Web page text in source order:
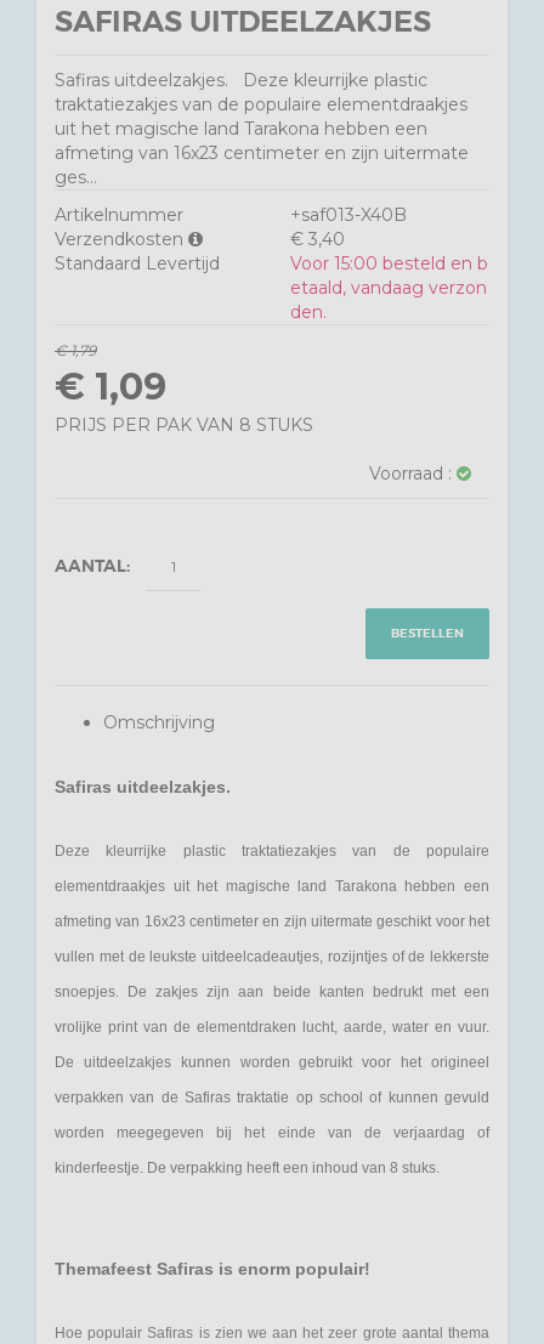
SAFIRAS UITDEELZAKJES
Safiras uitdeelzakjes. Deze kleurrijke plastic
traktatiezakjes van de populaire elementdraakjes
uit het magische land Tarakona hebben een
afmeting van 16x23 centimeter en zijn uitermate
ges...
Artikelnummer
+saf013-X40B
Verzendkosten
€ 3,40
Standaard Levertijd
Voor 15:00 besteld en b
etaald, vandaag verzon
den.
€ 1,79
€ 1,09
PRIJS PER PAK VAN 8 STUKS
Voorraad :
AANTAL:
BESTELLEN
Omschrijving
Safiras uitdeelzakjes.
Deze kleurrijke plastic traktatiezakjes van de populaire
elementdraakjes uit het magische land Tarakona hebben een
afmeting van 16x23 centimeter en zijn uitermate geschikt voor het
vullen met de leukste uitdeelcadeautjes, rozijntjes of de lekkerste
snoepjes. De zakjes zijn aan beide kanten bedrukt met een
vrolijke print van de elementdraken lucht, aarde, water en vuur.
De uitdeelzakjes kunnen worden gebruikt voor het origineel
verpakken van de Safiras traktatie op school of kunnen gevuld
worden meegegeven bij het einde van de verjaardag of
kinderfeestje. De verpakking heeft een inhoud van 8 stuks.
Themafeest Safiras is enorm populair!
Hoe populair Safiras is zien we aan het zeer grote aantal thema